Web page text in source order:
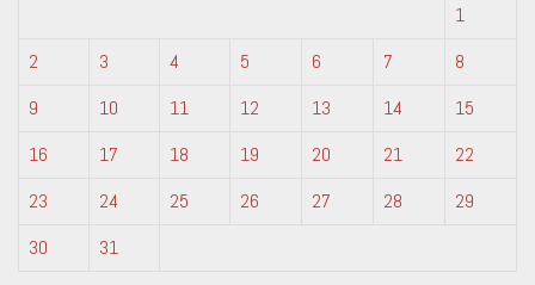
1
2
3 4 5 6 7
8
9
10 11 12 13 14
15
16
17 18 19 20 21
22
23
24 25 26 27 28
29
30
31